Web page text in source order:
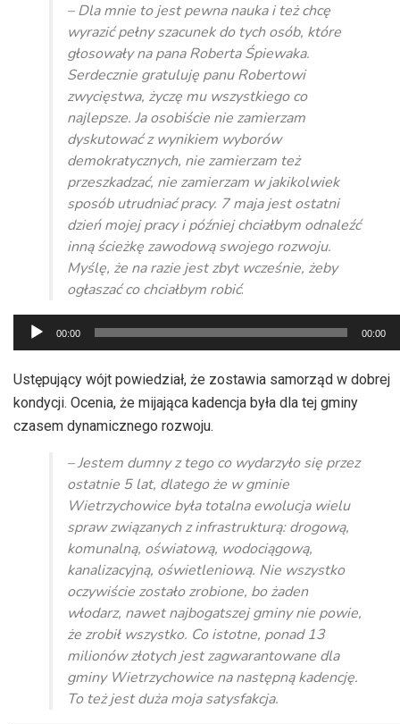
– Dla mnie to jest pewna nauka i też chcę
wyrazić pełny szacunek do tych osób, które
głosowały na pana Roberta Śpiewaka.
Serdecznie gratuluję panu Robertowi
zwycięstwa, życzę mu wszystkiego co
najlepsze. Ja osobiście nie zamierzam
dyskutować z wynikiem wyborów
demokratycznych, nie zamierzam też
przeszkadzać, nie zamierzam w jakikolwiek
sposób utrudniać pracy. 7 maja jest ostatni
dzień mojej pracy i później chciałbym odnaleźć
inną ścieżkę zawodową swojego rozwoju.
Myślę, że na razie jest zbyt wcześnie, żeby
ogłaszać co chciałbym robić.
Odtwarzacz
plików
dźwiękowych
00:00 00:00
Ustępujący wójt powiedział, że zostawia samorząd w dobrej
kondycji. Ocenia, że mijająca kadencja była dla tej gminy
czasem dynamicznego rozwoju.
– Jestem dumny z tego co wydarzyło się przez
ostatnie 5 lat, dlatego że w gminie
Wietrzychowice była totalna ewolucja wielu
spraw związanych z infrastrukturą: drogową,
komunalną, oświatową, wodociągową,
kanalizacyjną, oświetleniową. Nie wszystko
oczywiście zostało zrobione, bo żaden
włodarz, nawet najbogatszej gminy nie powie,
że zrobił wszystko. Co istotne, ponad 13
milionów złotych jest zagwarantowane dla
gminy Wietrzychowice na następną kadencję.
To też jest duża moja satysfakcja.